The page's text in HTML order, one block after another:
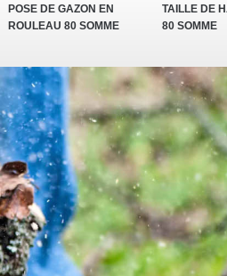
POSE DE GAZON EN
ROULEAU 80 SOMME
TAILLE DE
80 SOMME